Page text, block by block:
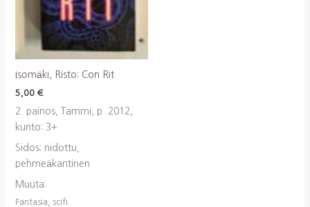
Isomäki, Risto: Con Rit
5,00 €
2. painos, Tammi, p. 2012,
kunto: 3+
Sidos: nidottu,
pehmeäkantinen
Muuta:
Fantasia, scifi